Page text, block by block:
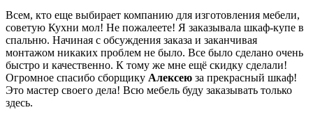
Всем, кто еще выбирает компанию для изготовления мебели,
советую Кухни мол! Не пожалеете! Я заказывала шкаф-купе в
спальню. Начиная с обсуждения заказа и заканчивая
монтажом никаких проблем не было. Все было сделано очень
быстро и качественно. К тому же мне ещё скидку сделали!
Огромное спасибо сборщику Алексею за прекрасный шкаф!
Это мастер своего дела! Всю мебель буду заказывать только
здесь.